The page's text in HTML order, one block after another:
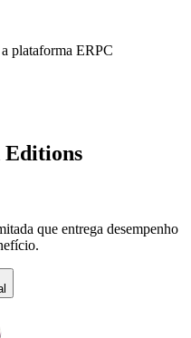
plataforma ERPC
que entrega desempenho